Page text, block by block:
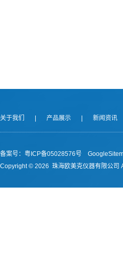
关于我们 产品展示 新闻资讯
备案号： 粤ICP备05028576号
Copyright © 2026 珠海欧美克仪器有限公司